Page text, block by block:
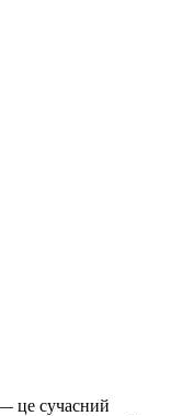
це сучасний